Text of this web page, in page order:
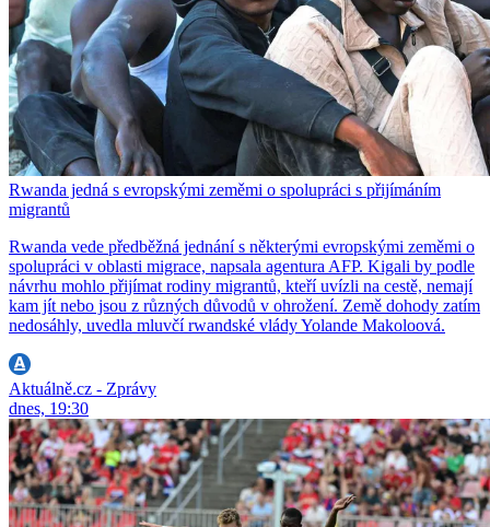
Rwanda jedná s evropskými zeměmi o spolupráci s přijímáním
migrantů
Rwanda vede předběžná jednání s některými evropskými zeměmi o
spolupráci v oblasti migrace, napsala agentura AFP. Kigali by podle
návrhu mohlo přijímat rodiny migrantů, kteří uvízli na cestě, nemají
kam jít nebo jsou z různých důvodů v ohrožení. Země dohody zatím
nedosáhly, uvedla mluvčí rwandské vlády Yolande Makoloová.
Aktuálně.cz - Zprávy
dnes, 19:30